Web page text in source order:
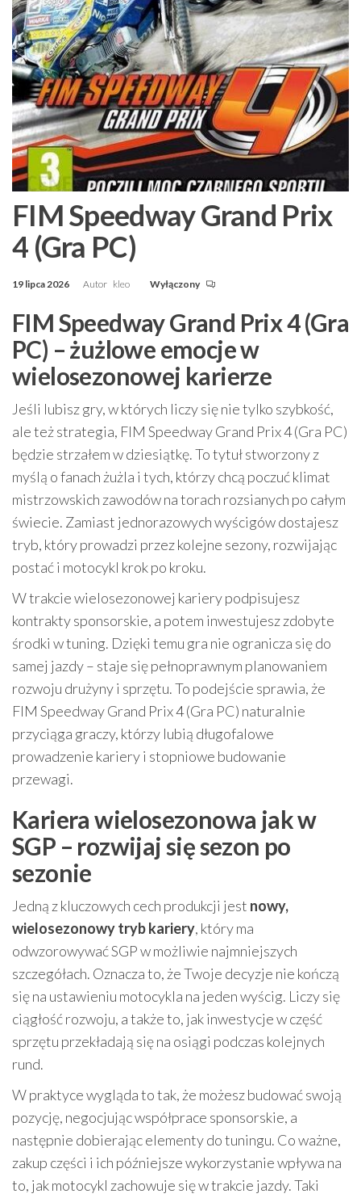
FIM Speedway Grand Prix
4 (Gra PC)
19 lipca 2026 Autor kleo Wyłączony
FIM Speedway Grand Prix 4 (Gra
PC) – żużlowe emocje w
wielosezonowej karierze
Jeśli lubisz gry, w których liczy się nie tylko szybkość,
ale też strategia, FIM Speedway Grand Prix 4 (Gra PC)
będzie strzałem w dziesiątkę. To tytuł stworzony z
myślą o fanach żużla i tych, którzy chcą poczuć klimat
mistrzowskich zawodów na torach rozsianych po całym
świecie. Zamiast jednorazowych wyścigów dostajesz
tryb, który prowadzi przez kolejne sezony, rozwijając
postać i motocykl krok po kroku.
W trakcie wielosezonowej kariery podpisujesz
kontrakty sponsorskie, a potem inwestujesz zdobyte
środki w tuning. Dzięki temu gra nie ogranicza się do
samej jazdy – staje się pełnoprawnym planowaniem
rozwoju drużyny i sprzętu. To podejście sprawia, że
FIM Speedway Grand Prix 4 (Gra PC) naturalnie
przyciąga graczy, którzy lubią długofalowe
prowadzenie kariery i stopniowe budowanie
przewagi.
Kariera wielosezonowa jak w
SGP – rozwijaj się sezon po
sezonie
Jedną z kluczowych cech produkcji jest nowy,
wielosezonowy tryb kariery, który ma
odwzorowywać SGP w możliwie najmniejszych
szczegółach. Oznacza to, że Twoje decyzje nie kończą
się na ustawieniu motocykla na jeden wyścig. Liczy się
ciągłość rozwoju, a także to, jak inwestycje w część
sprzętu przekładają się na osiągi podczas kolejnych
rund.
W praktyce wygląda to tak, że możesz budować swoją
pozycję, negocjując współprace sponsorskie, a
następnie dobierając elementy do tuningu. Co ważne,
zakup części i ich późniejsze wykorzystanie wpływa na
to, jak motocykl zachowuje się w trakcie jazdy. Taki